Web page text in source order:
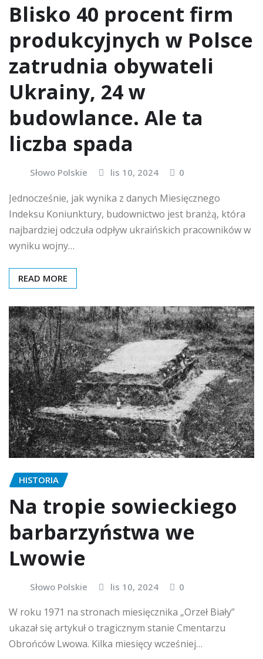
Blisko 40 procent firm
produkcyjnych w Polsce
zatrudnia obywateli
Ukrainy, 24 w
budowlance. Ale ta
liczba spada
Słowo Polskie lis 10, 2024 0
Jednocześnie, jak wynika z danych Miesięcznego
Indeksu Koniunktury, budownictwo jest branżą, która
najbardziej odczuła odpływ ukraińskich pracowników w
wyniku wojny…
READ MORE
HISTORIA
Na tropie sowieckiego
barbarzyństwa we
Lwowie
Słowo Polskie lis 10, 2024 0
W roku 1971 na stronach miesięcznika „Orzeł Biały”
ukazał się artykuł o tragicznym stanie Cmentarzu
Obrońców Lwowa. Kilka miesięcy wcześniej…